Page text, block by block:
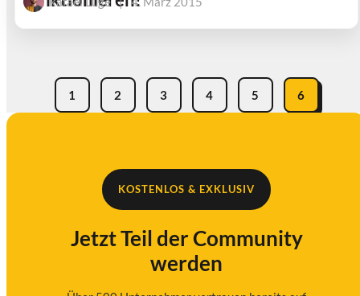
1 2 3 4 5 6
KOSTENLOS & EXKLUSIV
Jetzt Teil der Community
werden